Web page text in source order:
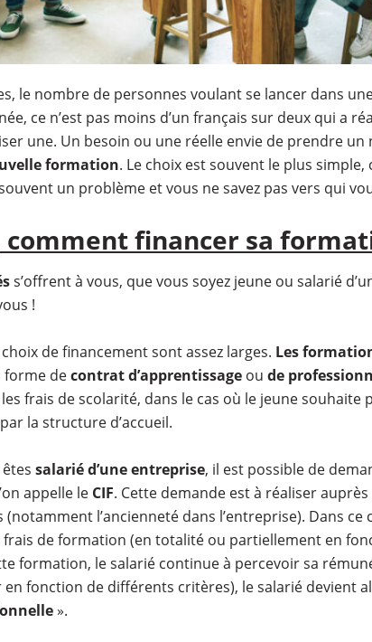
le nombre de personnes voulant se lancer dans
ce n’est pas moins d’un français sur deux qui a
une. Un besoin ou une réelle envie de prendre
formation. Le choix est souvent le plus
un problème et vous ne savez pas vers qui
comment financer sa
s’offrent à vous, que vous soyez jeune ou salarié
!
de financement sont assez larges. Les
decontrat d’apprentissageou de
frais de scolarité, dans le cas où le jeune souhaite
la structure d’accueil.
salarié d’une entreprise, il est possible de
appelle le CIF. Cette demande est à réaliser
l’ancienneté dans l’entreprise). Dans ce
de formation (en totalité ou partiellement en
formation, le salarié continue à percevoir sa
fonction de différents critères), le salarié devient
».